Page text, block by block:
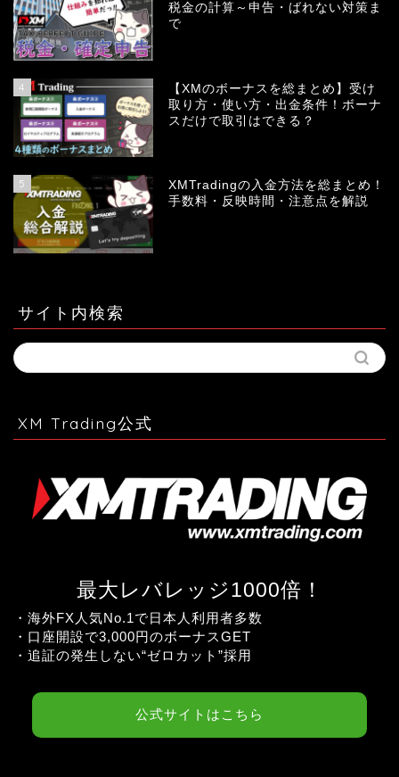
税金の計算～申告・ばれない対策ま
で
4
【XMのボーナスを総まとめ】受け
取り方・使い方・出金条件！ボーナ
スだけで取引はできる？
5
XMTradingの入金方法を総まとめ！
手数料・反映時間・注意点を解説
サイト内検索
XM Trading公式
最大レバレッジ1000倍！
・海外FX人気No.1で日本人利用者多数
・口座開設で3,000円のボーナスGET
・追証の発生しない“ゼロカット”採用
公式サイトはこちら